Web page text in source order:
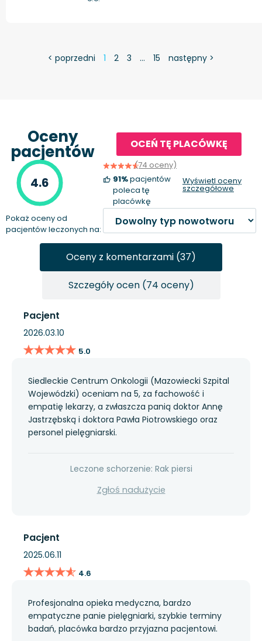
< poprzedni 1 2 3 … 15 następny >
Oceny
pacjentów OCEŃ TĘ PLACÓWKĘ
4.6
(74 oceny)
91%pacjentów
poleca tę
placówkę
Wyświetl oceny
szczegółowe
Pokaż oceny od
pacjentów leczonych na:
Oceny z komentarzami (37)
Szczegóły ocen (74 oceny)
Pacjent
2026.03.10
★★★★★
★★★★★ 5.0
Siedleckie Centrum Onkologii (Mazowiecki Szpital
Wojewódzki) oceniam na 5, za fachowość i
empatię lekarzy, a zwłaszcza panią doktor Annę
Jastrzębską i doktora Pawła Piotrowskiego oraz
personel pielęgniarski.
Leczone schorzenie: Rak piersi
Zgłoś nadużycie
Pacjent
2025.06.11
★★★★★
★★★★★ 4.6
Profesjonalna opieka medyczna, bardzo
empatyczne panie pielęgniarki, szybkie terminy
badań, placówka bardzo przyjazna pacjentowi.